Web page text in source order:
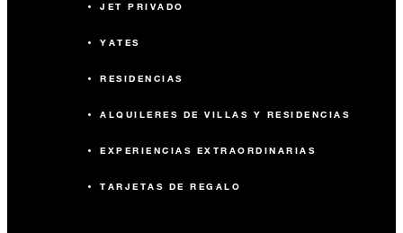
JET PRIVADO
YATES
RESIDENCIAS
ALQUILERES DE VILLAS Y RESIDENCIAS
EXPERIENCIAS EXTRAORDINARIAS
TARJETAS DE REGALO